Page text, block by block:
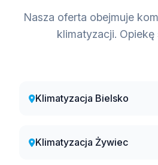
Nasza oferta obejmuje
klimatyzacji. Opiekę
Klimatyzacja Bielsko
Klimatyzacja Żywiec